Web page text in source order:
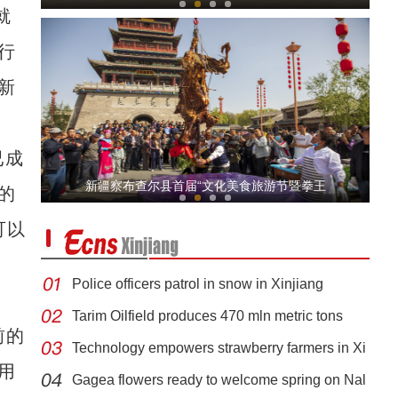
以
的
文旅促投资，秦韵在陕汽
新疆察布查尔县首届“文化美食旅游节暨拳王
Police officers patrol in snow in Xinjiang
Tarim Oilfield produces 470 mln metric tons
Technology empowers strawberry farmers in Xi
Gagea flowers ready to welcome spring on Nal